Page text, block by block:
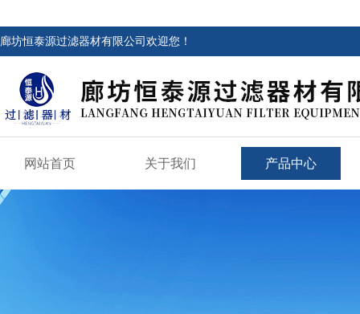
廊坊恒泰源过滤器材有限公司欢迎您！
网站首页 关于我们 产品中心